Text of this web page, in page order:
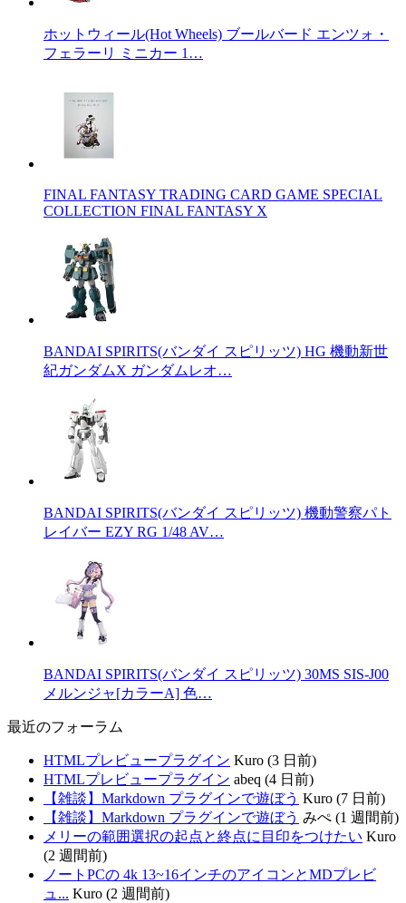
ホットウィール(Hot Wheels) ブールバード エンツォ・
フェラーリ ミニカー 1…
FINAL FANTASY TRADING CARD GAME SPECIAL
COLLECTION FINAL FANTASY X
BANDAI SPIRITS(バンダイ スピリッツ) HG 機動新世
紀ガンダムX ガンダムレオ…
BANDAI SPIRITS(バンダイ スピリッツ) 機動警察パト
レイバー EZY RG 1/48 AV…
BANDAI SPIRITS(バンダイ スピリッツ) 30MS SIS-J00
メルンジャ[カラーA] 色…
最近のフォーラム
HTMLプレビュープラグイン Kuro (3 日前)
HTMLプレビュープラグイン abeq (4 日前)
【雑談】Markdown プラグインで遊ぼう Kuro (7 日前)
【雑談】Markdown プラグインで遊ぼう みぺ (1 週間前)
メリーの範囲選択の起点と終点に目印をつけたい Kuro
(2 週間前)
ノートPCの 4k 13~16インチのアイコンとMDプレビ
ュ... Kuro (2 週間前)